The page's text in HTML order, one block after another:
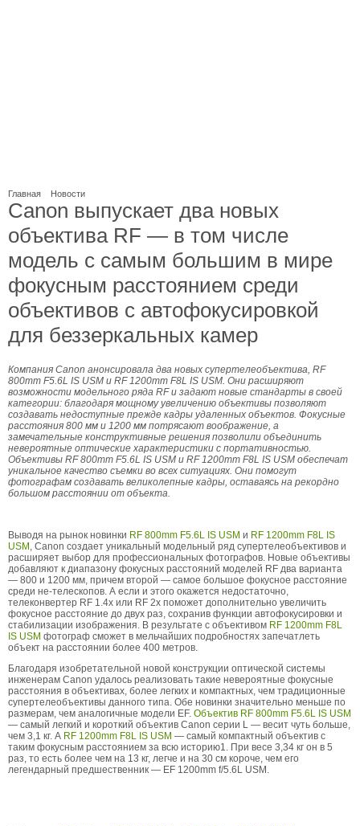
Главная Новости
Canon выпускает два новых
объектива RF — в том числе
модель с самым большим в мире
фокусным расстоянием среди
объективов с автофокусировкой
для беззеркальных камер
Компания Canon анонсировала два новых супертелеобъектива, RF
800mm F5.6L IS USM и RF 1200mm F8L IS USM. Они расширяют
возможности модельного ряда RF и задают новые стандарты в своей
категории: благодаря мощному увеличению объективы позволяют
создавать недоступные прежде кадры удаленных объектов. Фокусные
расстояния 800 мм и 1200 мм потрясают воображение, а
замечательные конструктивные решения позволили объединить
невероятные оптические характеристики с портативностью.
Объективы RF 800mm F5.6L IS USM и RF 1200mm F8L IS USM обеспечат
уникальное качество съемки во всех ситуациях. Они помогут
фотографам создавать великолепные кадры, оставаясь на рекордно
большом расстоянии от объекта.
Выводя на рынок новинки RF 800mm F5.6L IS USM и RF 1200mm F8L IS
USM , Canon создает уникальный модельный ряд супертелеобъективов и
расширяет выбор для профессиональных фотографов. Новые объективы
добавляют к диапазону фокусных расстояний моделей RF два варианта
— 800 и 1200 мм, причем второй — самое большое фокусное расстояние
среди не-телескопов. А если и этого окажется недостаточно,
телеконвертер RF 1.4x или RF 2x поможет дополнительно увеличить
фокусное расстояние до двух раз, сохранив функции автофокусировки и
стабилизации изображения. В результате с объективом RF 1200mm F8L
IS USM фотограф сможет в мельчайших подробностях запечатлеть
объект на расстоянии более 400 метров.
Благодаря изобретательной новой конструкции оптической системы
инженерам Canon удалось реализовать такие невероятные фокусные
расстояния в объективах, более легких и компактных, чем традиционные
супертелеобъективы данного типа. Обе новинки значительно меньше по
размерам, чем аналогичные модели EF. Объектив RF 800mm F5.6L IS USM
— самый легкий и короткий объектив Canon серии L — весит чуть больше,
чем 3,1 кг. А RF 1200mm F8L IS USM — самый компактный объектив с
таким фокусным расстоянием за всю историю1. При весе 3,34 кг он в 5
раз, то есть более чем на 13 кг, легче и на 30 см короче, чем его
легендарный предшественник — EF 1200mm f/5.6L USM.